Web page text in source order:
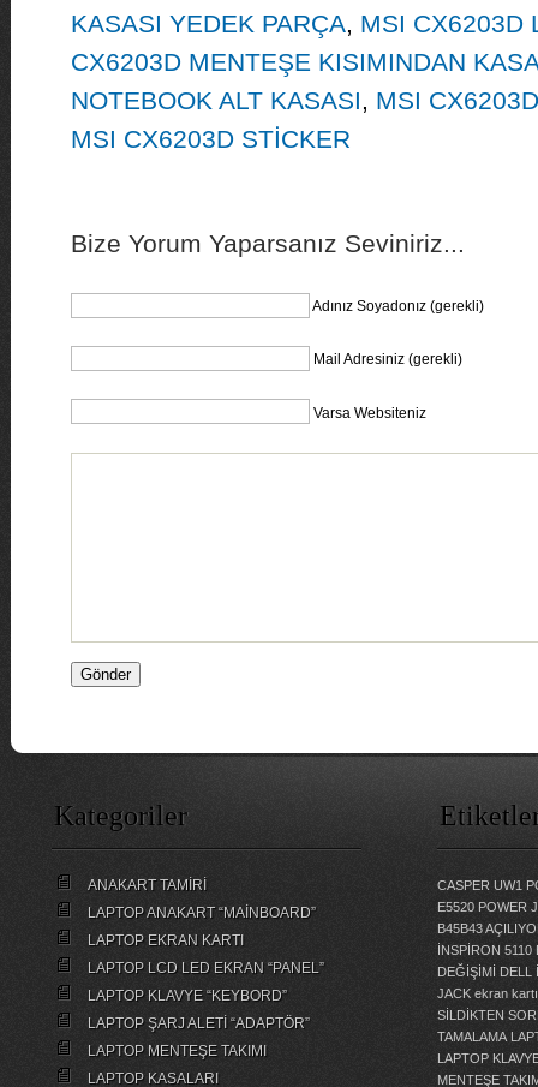
KASASI YEDEK PARÇA, MSI CX6203D
CX6203D MENTEŞE KISIMINDAN
NOTEBOOK ALT KASASI, MSI
MSI CX6203D STİCKER
Bize Yorum Yaparsanız Seviniriz...
Adınız Soyadonız (gerekli)
Mail Adresiniz (gerekli)
Varsa Websiteniz
Kategoriler
ANAKART TAMİRİ
LAPTOP ANAKART “MAİNBOARD”
LAPTOP EKRAN KARTI
LAPTOP LCD LED EKRAN “PANEL”
LAPTOP KLAVYE “KEYBORD”
LAPTOP ŞARJ ALETİ “ADAPTÖR”
LAPTOP MENTEŞE TAKIMI
LAPTOP KASALARI
CASPER UW1
E5520 POWER
B45B43
İNSPİRON
DEĞİŞİMİ
DELL
JACK ekran
SİLDİKTEN
TAMALAMA
LAPTOP
MENTEŞE